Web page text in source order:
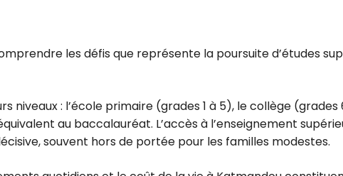
les défis que représente la poursuite d’études
niveaux : l’école primaire (grades 1 à 5), le collège
au baccalauréat. L’accès à l’enseignement
souvent hors de portée pour les familles modestes.